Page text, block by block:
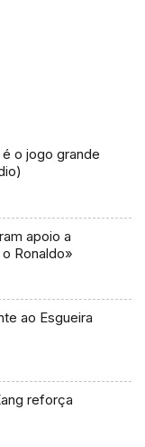
o jogo grande
apoio a
Ronaldo»
ao Esgueira